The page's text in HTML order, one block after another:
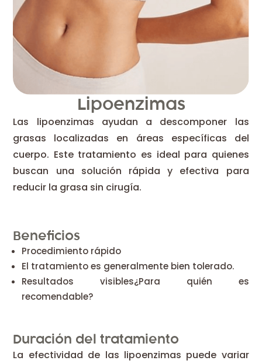
Lipoenzimas
Las lipoenzimas ayudan a descomponer las
grasas localizadas en áreas específicas del
cuerpo. Este tratamiento es ideal para quienes
buscan una solución rápida y efectiva para
reducir la grasa sin cirugía.
Beneficios
Procedimiento rápido
El tratamiento es generalmente bien tolerado.
Resultados visibles¿Para quién es
recomendable?
Duración del tratamiento
La efectividad de las lipoenzimas puede variar